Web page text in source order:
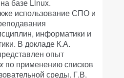
базе Linux.
использование СПО и
информатики и
В докладе К.А.
опыт
по применению списков
среды. Г.В.